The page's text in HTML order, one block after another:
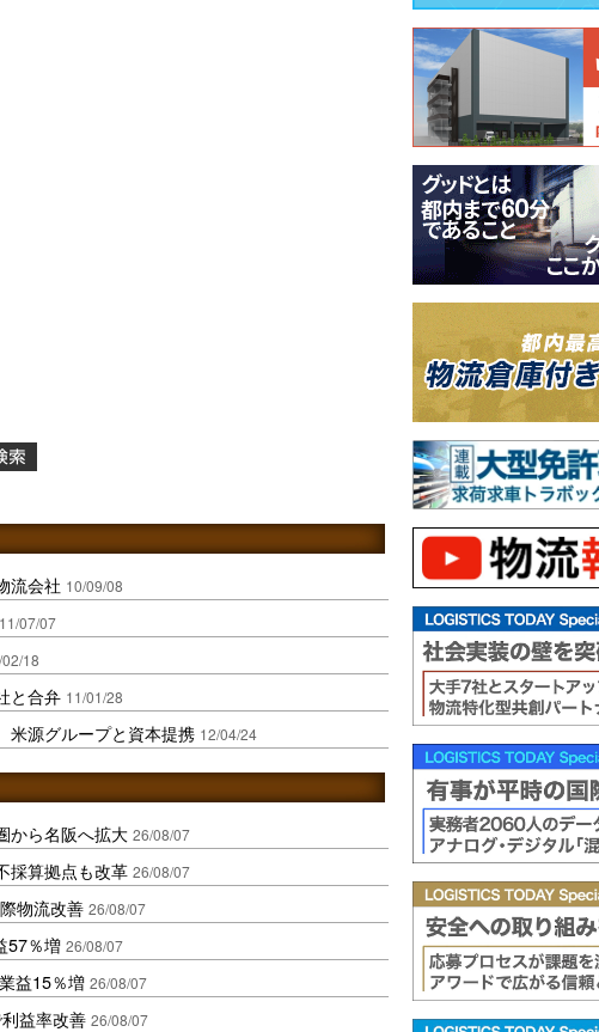
流会社 10/09/08
11/07/07
18
と合弁 11/01/28
米源グループと資本提携 12/04/24
から名阪へ拡大 26/08/07
採算拠点も改革 26/08/07
物流改善 26/08/07
57％増 26/08/07
益15％増 26/08/07
益率改善 26/08/07